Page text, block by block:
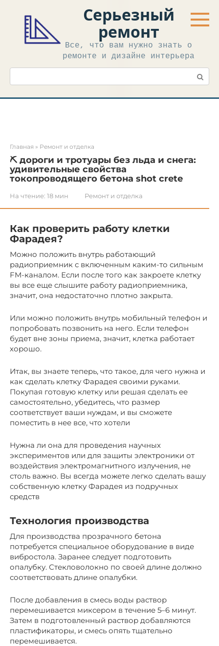
контенту
Серьезный
ремонт
Все, что вам нужно знать о
ремонте и дизайне интерьера
Поиск:
Главная » Ремонт и отделка
⛏ дороги и тротуары без льда и снега:
удивительные свойства
токопроводящего бетона shot crete
На чтение: 18 мин Ремонт и отделка
Как проверить работу клетки
Фарадея?
Можно положить внутрь работающий
радиоприемник с включенным каким-то сильным
FM-каналом. Если после того как закроете клетку
вы все еще слышите работу радиоприемника,
значит, она недостаточно плотно закрыта.
Или можно положить внутрь мобильный телефон и
попробовать позвонить на него. Если телефон
будет вне зоны приема, значит, клетка работает
хорошо.
Итак, вы знаете теперь, что такое, для чего нужна и
как сделать клетку Фарадея своими руками.
Покупая готовую клетку или решая сделать ее
самостоятельно, убедитесь, что размер
соответствует ваши нуждам, и вы сможете
поместить в нее все, что хотели
Нужна ли она для проведения научных
экспериментов или для защиты электроники от
воздействия электромагнитного излучения, не
столь важно. Вы всегда можете легко сделать вашу
собственную клетку Фарадея из подручных
средств
Технология производства
Для производства прозрачного бетона
потребуется специальное оборудование в виде
вибростола. Заранее следует подготовить
опалубку. Стекловолокно по своей длине должно
соответствовать длине опалубки.
После добавления в смесь воды раствор
перемешивается миксером в течение 5–6 минут.
Затем в подготовленный раствор добавляются
пластификаторы, и смесь опять тщательно
перемешивается.